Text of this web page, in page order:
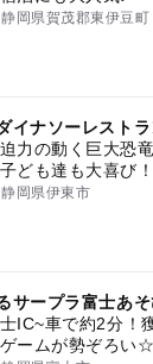
静岡県賀茂郡東伊豆町
イナソーレストラ
力の動く巨大恐
ども達も大喜び！
静岡県伊東市
サープラ富士あ
IC~車で約2分！
ームが勢ぞろい☆